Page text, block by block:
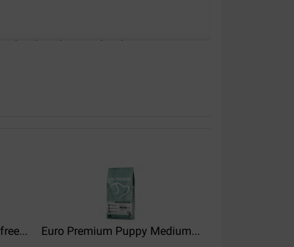
Juiste verhoudingen
Euro Premium Puppy Medium...